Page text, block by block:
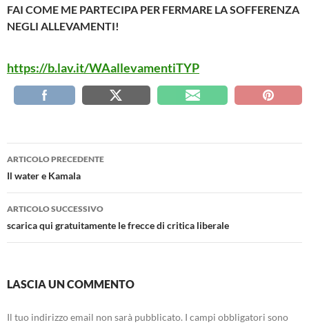
FAI COME ME PARTECIPA PER FERMARE LA SOFFERENZA
NEGLI ALLEVAMENTI!
https://b.lav.it/WAallevamentiTYP
Navigazione
articolo
ARTICOLO PRECEDENTE
Il water e Kamala
ARTICOLO SUCCESSIVO
scarica qui gratuitamente le frecce di critica liberale
LASCIA UN COMMENTO
Il tuo indirizzo email non sarà pubblicato. I campi obbligatori sono